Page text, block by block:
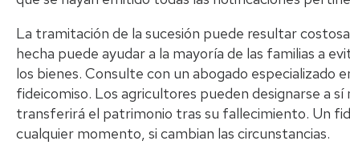
La tramitación de la sucesión puede resultar
hecha puede ayudar a la mayoría de las familias a
los bienes. Consulte con un abogado especializado
fideicomiso. Los agricultores pueden designarse a
transferirá el patrimonio tras su fallecimiento. Un
cualquier momento, si cambian las circunstancias.